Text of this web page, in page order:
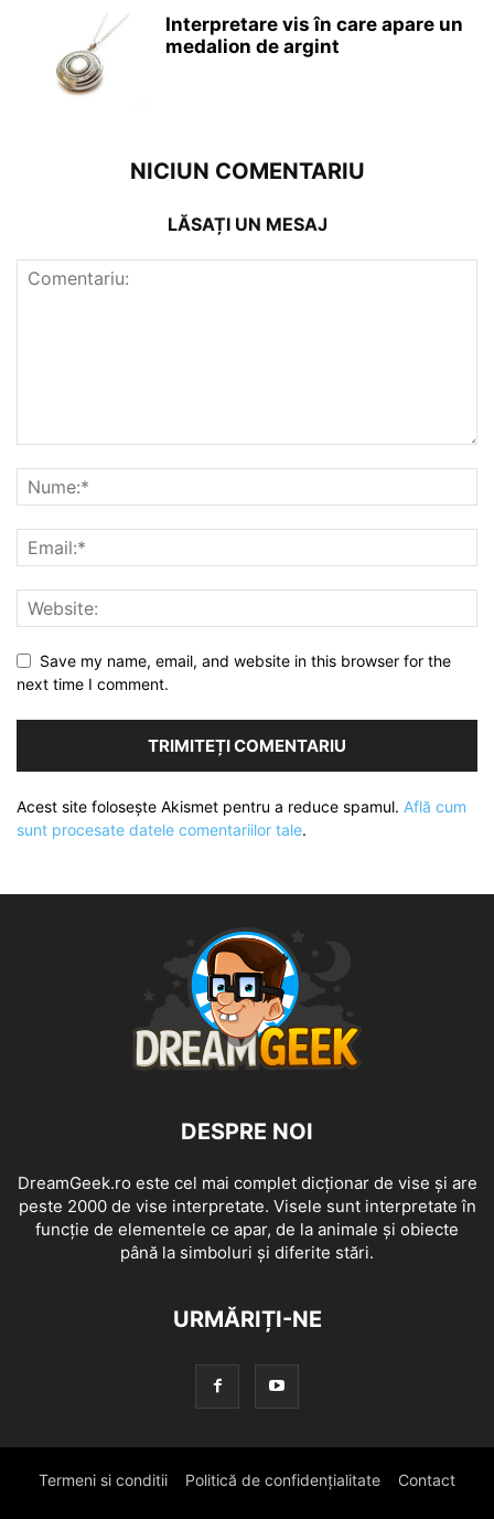
Interpretare vis în care apare un
medalion de argint
NICIUN COMENTARIU
LĂSAȚI UN MESAJ
Save my name, email, and website in this browser for the
next time I comment.
Acest site folosește Akismet pentru a reduce spamul. Află cum
sunt procesate datele comentariilor tale.
DESPRE NOI
DreamGeek.ro este cel mai complet dicționar de vise și are
peste 2000 de vise interpretate. Visele sunt interpretate în
funcție de elementele ce apar, de la animale și obiecte
până la simboluri și diferite stări.
URMĂRIȚI-NE
Termeni si conditii Politică de confidențialitate Contact